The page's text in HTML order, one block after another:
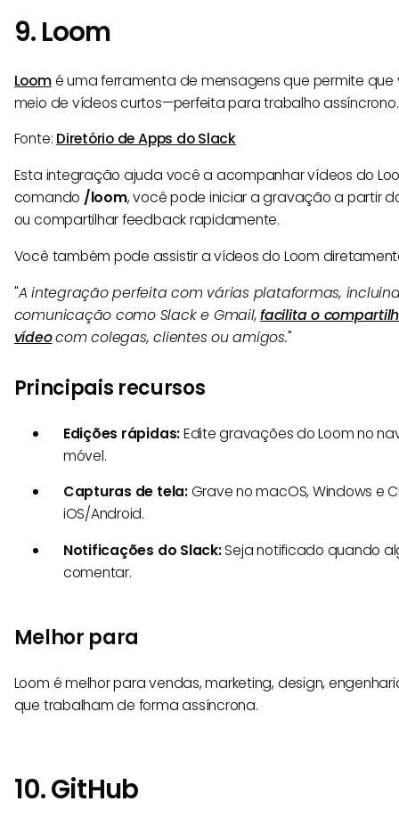
9. Loom
Loomé uma ferramenta de mensagens que permite que
meio de vídeos curtos—perfeita para trabalho assíncrono.
Fonte: Diretório de Apps do Slack
Esta integração ajuda você a acompanhar vídeos do
comando /loom, você pode iniciar a gravação a partir
ou compartilhar feedback rapidamente.
Você também pode assistir a vídeos do Loom
"A integração perfeita com várias plataformas,
comunicação como Slack e Gmail,facilita o
vídeocom colegas, clientes ou amigos."
Principais recursos
Edições rápidas:Edite gravações do Loom no
móvel.
Capturas de tela:Grave no macOS, Windows e
iOS/Android.
Notificações do Slack:Seja notificado quando
comentar.
Melhor para
Loom é melhor para vendas, marketing, design,
que trabalham de forma assíncrona.
10. GitHub